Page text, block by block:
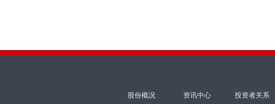
股份概况 资讯中心 投资者关系